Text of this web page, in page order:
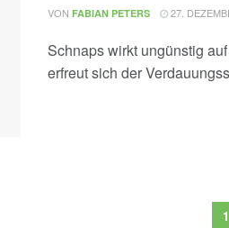
VON FABIAN PETERS 27.
Schnaps wirkt ungünstig
erfreut sich der
1